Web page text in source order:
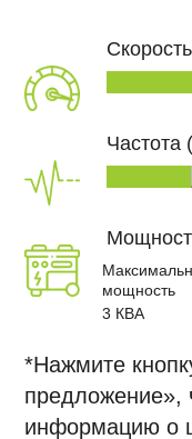
Новости
Технические
Сертификаты
качества
Технические
документы
Генераторы
переменного
тока
обработки
данных
решения
Когенерация
и
для
сейсмических
генераторов
Дистанционный
управление
облако
Контактs
TR
EN
FR
Частота
мощность
3 КВА
*Нажмите
предложение»,
информацию о